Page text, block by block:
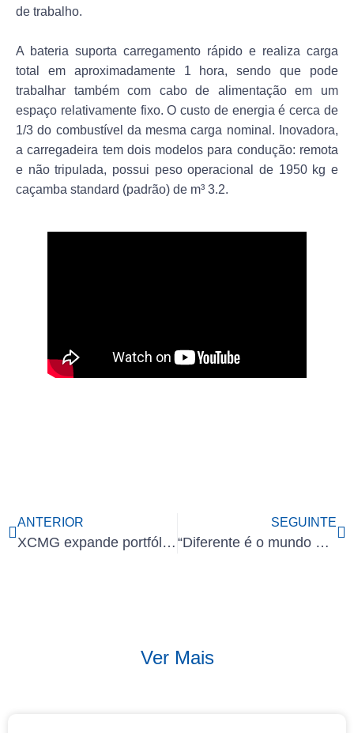
de trabalho.
A bateria suporta carregamento rápido e realiza carga
total em aproximadamente 1 hora, sendo que pode
trabalhar também com cabo de alimentação em um
espaço relativamente fixo. O custo de energia é cerca de
1/3 do combustível da mesma carga nominal. Inovadora,
a carregadeira tem dois modelos para condução: remota
e não tripulada, possui peso operacional de 1950 kg e
caçamba standard (padrão) de m³ 3.2.
ANTERIOR
XCMG expande portfólio de equipamentos de vanguarda para mineração.
SEGUINTE
“Diferente é o mundo que queremos”
Ver Mais